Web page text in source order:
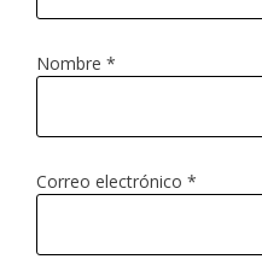
Nombre *
Correo electrónico *